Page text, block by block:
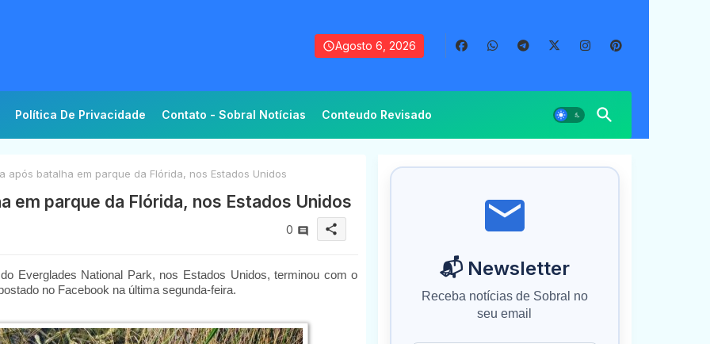
Agosto 6, 2026
Política De Privacidade Contato - Sobral Notícias Conteudo Revisado
após batalha em parque da Flórida, nos Estados Unidos
em parque da Flórida, nos Estados Unidos
0 share
Everglades National Park, nos Estados Unidos, terminou com o
no Facebook na última segunda-feira.
📬 Newsletter
Receba notícias de Sobral no
seu email